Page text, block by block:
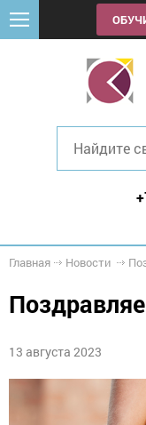
Главная Новости
13 августа 2023